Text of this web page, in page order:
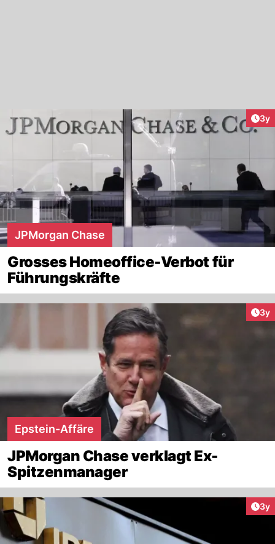
3y
JPMorgan Chase
Grosses Homeoffice-Verbot für
Führungskräfte
3y
Epstein-Affäre
JPMorgan Chase verklagt Ex-
Spitzenmanager
3y